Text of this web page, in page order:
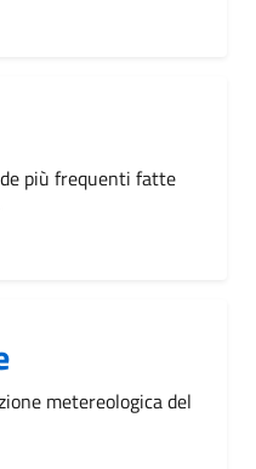
più frequenti fatte
metereologica del